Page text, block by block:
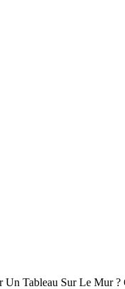
Tableau Sur Le Mur ?